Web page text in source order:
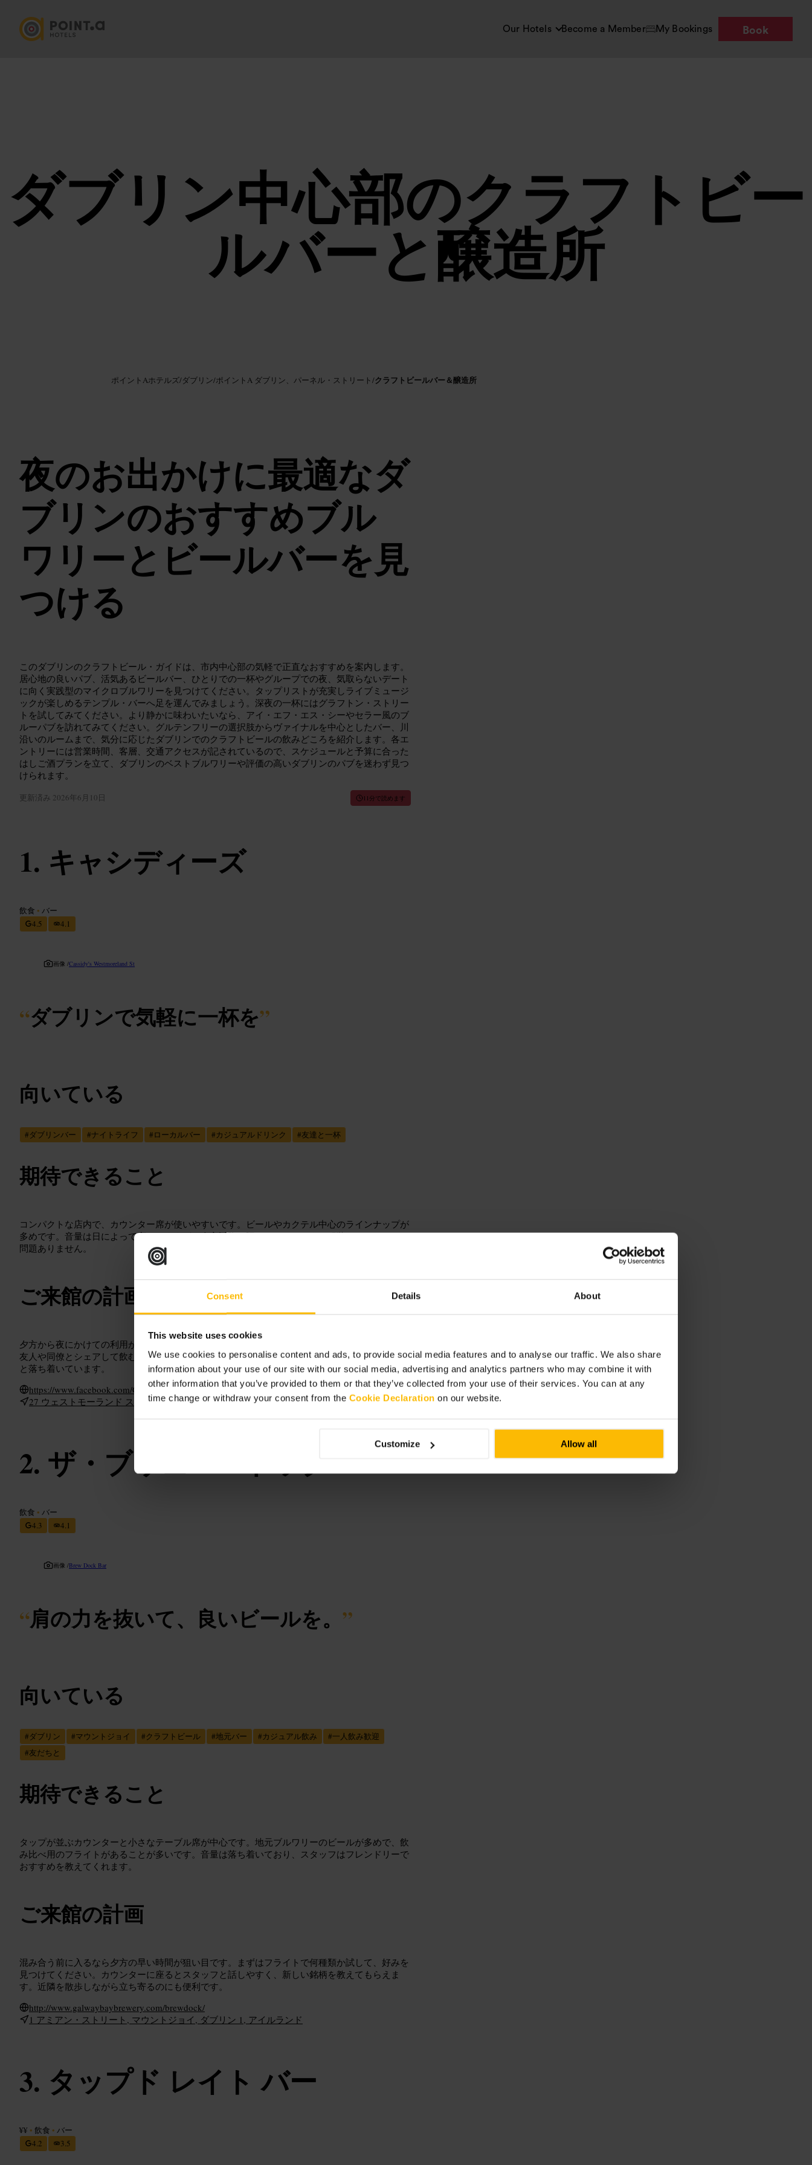
Consent Details About
This website uses cookies
We use cookies to personalise content and ads, to provide social media features and to analyse our traffic. We also share
information about your use of our site with our social media, advertising and analytics partners who may combine it with
other information that you’ve provided to them or that they’ve collected from your use of their services. You can at any
time change or withdraw your consent from the Cookie Declaration on our website.
Customize Allow all
Our Hotels Become a Member My Bookings Book
ダブリン中心部のクラフトビー
ルバーと醸造所
ポイントAホテルズ/ダブリン/ポイントA ダブリン、パーネル・ストリート/クラフトビールバー＆醸造所
夜のお出かけに最適なダ
ブリンのおすすめブル
ワリーとビールバーを見
つける
このダブリンのクラフトビール・ガイドは、市内中心部の気軽で正直なおすすめを案内します。
居心地の良いパブ、活気あるビールバー、ひとりでの一杯やグループでの夜、気取らないデート
に向く実践型のマイクロブルワリーを見つけてください。タップリストが充実しライブミュージ
ックが楽しめるテンプル・バーへ足を運んでみましょう。深夜の一杯にはグラフトン・ストリー
トを試してみてください。より静かに味わいたいなら、アイ・エフ・エス・シーやセラー風のブ
ルーパブを訪れてみてください。グルテンフリーの選択肢からヴァイナルを中心としたバー、川
沿いのルームまで、気分に応じたダブリンでのクラフトビールの飲みどころを紹介します。各エ
ントリーには営業時間、客層、交通アクセスが記されているので、スケジュールと予算に合った
はしご酒プランを立て、ダブリンのベストブルワリーや評価の高いダブリンのパブを迷わず見つ
けられます。
更新済み 2026年6月10日 11分で読めます
キャシディーズ
飲食 • バー
4.5
4.1
画像 /Cassidy's Westmoreland St
“ダブリンで気軽に一杯を”
向いている
#ダブリンバー #ナイトライフ #ローカルバー #カジュアルドリンク #友達と一杯
期待できること
コンパクトな店内で、カウンター席が使いやすいです。ビールやカクテル中心のラインナップが
多めです。音量は日によって変わりますが、夕方以降は賑やかになります。服装はカジュアルで
問題ありません。
ご来館の計画
夕方から夜にかけての利用がおすすめです。少人数なら直接行って席を探すと動きやすいです。
友人や同僚とシェアして飲む場として向いています。静かに過ごしたい場合は早めの時間に入る
と落ち着いています。
https://www.facebook.com/Cassidys-Bar-27-Westmoreland-Street-132838413433519/
27 ウェストモーランド ストリート, ダブリン, D02 PX77, アイルランド
ザ・ブリュー・ドック
飲食 • バー
4.3
4.1
画像 /Brew Dock Bar
“肩の力を抜いて、良いビールを。 ”
向いている
#ダブリン #マウントジョイ #クラフトビール #地元バー #カジュアル飲み #一人飲み歓迎
#友だちと
期待できること
タップが並ぶカウンターと小さなテーブル席が中心です。地元ブルワリーのビールが多めで、飲
み比べ用のフライトがあることが多いです。音量は落ち着いており、スタッフはフレンドリーで
おすすめを教えてくれます。
ご来館の計画
混み合う前に入るなら夕方の早い時間が狙い目です。まずはフライトで何種類か試して、好みを
見つけてください。カウンターに座るとスタッフと話しやすく、新しい銘柄を教えてもらえま
す。近隣を散歩しながら立ち寄るのにも便利です。
http://www.galwaybaybrewery.com/brewdock/
1 アミアン・ストリート, マウントジョイ, ダブリン 1, アイルランド
タップド レイト バー
¥¥ • 飲食 • バー
4.2
3.5